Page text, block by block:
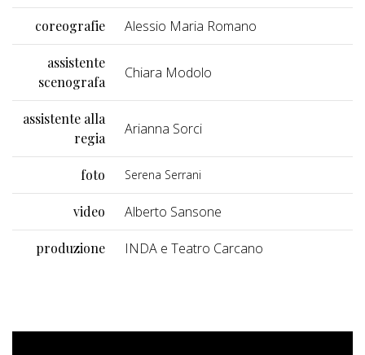
coreografie Alessio Maria Romano
assistente
scenografa
Chiara Modolo
assistente alla
regia
Arianna Sorci
foto Serena Serrani
video Alberto Sansone
produzione INDA e Teatro Carcano